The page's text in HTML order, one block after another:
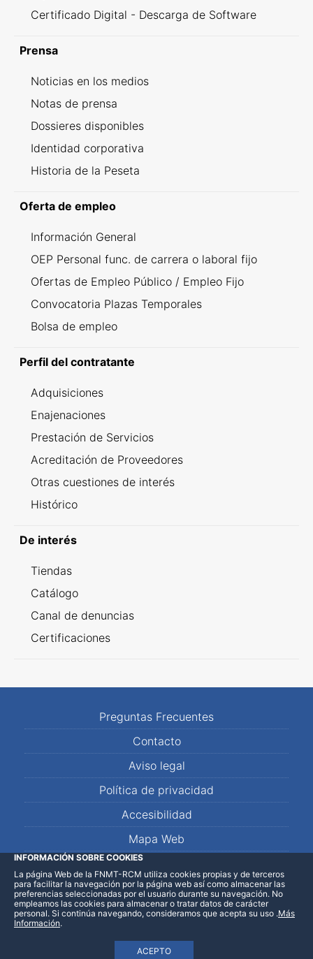
Certificado Digital - Descarga de Software
Prensa
Noticias en los medios
Notas de prensa
Dossieres disponibles
Identidad corporativa
Historia de la Peseta
Oferta de empleo
Información General
OEP Personal func. de carrera o laboral fijo
Ofertas de Empleo Público / Empleo Fijo
Convocatoria Plazas Temporales
Bolsa de empleo
Perfil del contratante
Adquisiciones
Enajenaciones
Prestación de Servicios
Acreditación de Proveedores
Otras cuestiones de interés
Histórico
De interés
Tiendas
Catálogo
Canal de denuncias
Certificaciones
Preguntas Frecuentes
Contacto
Aviso legal
Política de privacidad
Accesibilidad
Mapa Web
LinkedInFacebookWhatsApp
INFORMACIÓN SOBRE COOKIES
La página Web de la FNMT-RCM utiliza cookies propias y de terceros
para facilitar la navegación por la página web así como almacenar las
preferencias seleccionadas por el usuario durante su navegación. No
empleamos las cookies para almacenar o tratar datos de carácter
personal. Si continúa navegando, consideramos que acepta su uso
ACEPTO
.Más
Información.